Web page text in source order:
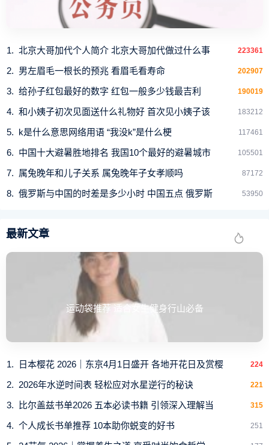
北京大哥加代个人简介 北京大哥加代做过什么事 223361
男左眉毛一根长的预兆 看眉毛看寿命 202907
给孙子红包最好的数字 红包一般多少钱最吉利 190019
和小姨子初次见面送什么礼物好 首次见小姨子该 183212
k是什么意思网络用语 “我没k”是什么梗 117461
中国十大避暑胜地排名 我国10个最好的避暑城市 105501
属兔晚年和儿子关系 属兔晚年子女孝顺吗 87172
俄罗斯与中国的时差是多少小时 中国五点 俄罗斯 53950
最新文章
运动袋推荐 适合女生健身行山必备
日本樱花 2026｜东京4月1日盛开 各地开花日及赏樱 224
2026年水逆时间表 轻松应对水星逆行的秘诀 221
比尔盖兹书单2026 五本必读书籍 引领深入理解当 315
个人成长书单推荐 10本助你蜕变的好书 251